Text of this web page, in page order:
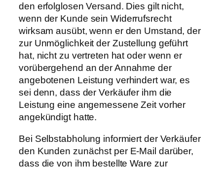
den erfolglosen Versand. Dies gilt nicht,
wenn der Kunde sein Widerrufsrecht
wirksam ausübt, wenn er den Umstand, der
zur Unmöglichkeit der Zustellung geführt
hat, nicht zu vertreten hat oder wenn er
vorübergehend an der Annahme der
angebotenen Leistung verhindert war, es
sei denn, dass der Verkäufer ihm die
Leistung eine angemessene Zeit vorher
angekündigt hatte.
Bei Selbstabholung informiert der Verkäufer
den Kunden zunächst per E-Mail darüber,
dass die von ihm bestellte Ware zur